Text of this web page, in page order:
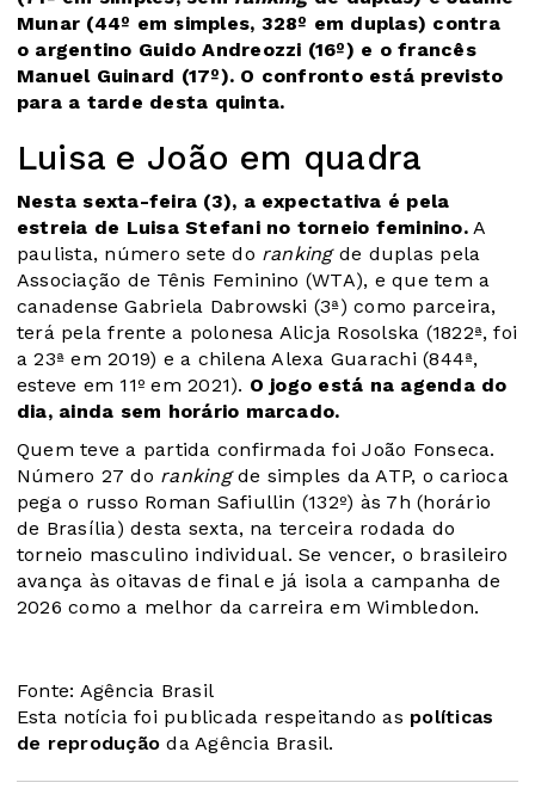
Munar (44º em simples, 328º em duplas) contra
o argentino Guido Andreozzi (16º) e o francês
Manuel Guinard (17º). O confronto está previsto
para a tarde desta quinta.
Luisa e João em quadra
Nesta sexta-feira (3), a expectativa é pela
estreia de Luisa Stefani no torneio feminino.A
paulista, número sete do rankingde duplas pela
Associação de Tênis Feminino (WTA), e que tem a
canadense Gabriela Dabrowski (3ª) como parceira,
terá pela frente a polonesa Alicja Rosolska (1822ª, foi
a 23ª em 2019) e a chilena Alexa Guarachi (844ª,
esteve em 11º em 2021). O jogo está na agenda do
dia, ainda sem horário marcado.
Quem teve a partida confirmada foi João Fonseca.
Número 27 do rankingde simples da ATP, o carioca
pega o russo Roman Safiullin (132º) às 7h (horário
de Brasília) desta sexta, na terceira rodada do
torneio masculino individual. Se vencer, o brasileiro
avança às oitavas de final e já isola a campanha de
2026 como a melhor da carreira em Wimbledon.
Fonte: Agência Brasil
Esta notícia foi publicada respeitando as políticas
de reprodução da Agência Brasil.